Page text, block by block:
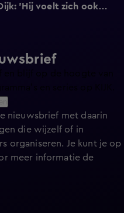
'Hij voelt zich ook
nieuwsbrief met daarin
die wijzelf of in
organiseren. Je kunt je op
meer informatie de